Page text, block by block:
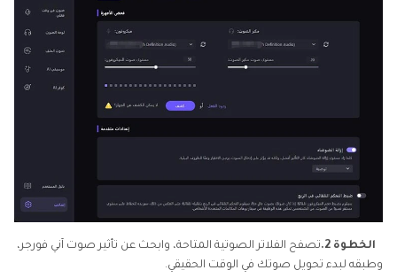
الخطوة 2.
تصفح الفلاتر الصوتية المتاحة، وابحث عن تأثير صوت آني فورجر،
وطبقه لبدء تحويل صوتك في الوقت الحقيقي.